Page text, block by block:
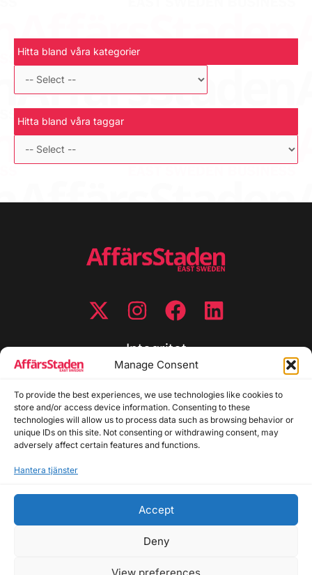
Manage Consent
To provide the best experiences, we use technologies like cookies to
store and/or access device information. Consenting to these
technologies will allow us to process data such as browsing behavior or
unique IDs on this site. Not consenting or withdrawing consent, may
adversely affect certain features and functions.
Hantera tjänster
Accept
Deny
View preferences
Hitta bland våra kategorier
Hitta bland våra taggar
Integritet
Cookiepolicy
Disclaimer
Redaktionell policy
Utgivarinformation
Allmänna frågor: info@affarsstaden.se | Tipsa
annons@affarsstaden.se